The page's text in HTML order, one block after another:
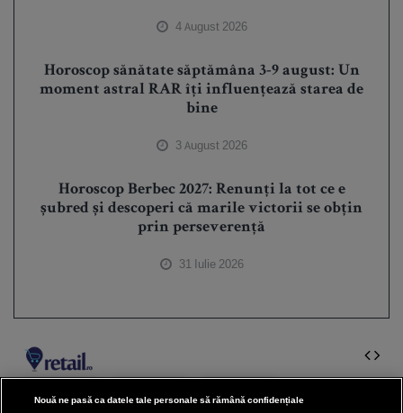
4 August 2026
Horoscop sănătate săptămâna 3-9 august: Un
moment astral RAR îți influențează starea de
bine
3 August 2026
Horoscop Berbec 2027: Renunți la tot ce e
șubred și descoperi că marile victorii se obțin
prin perseverență
31 Iulie 2026
Nouă ne pasă ca datele tale personale să rămână confidențiale